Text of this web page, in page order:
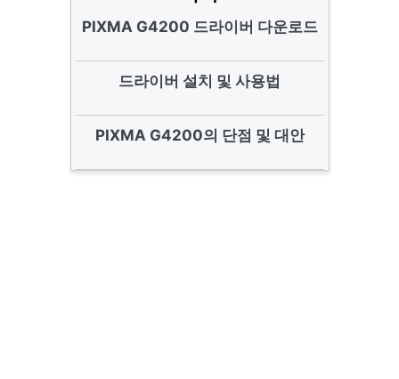
PIXMA G4200 드라이버 다운로드
드라이버 설치 및 사용법
PIXMA G4200의 단점 및 대안